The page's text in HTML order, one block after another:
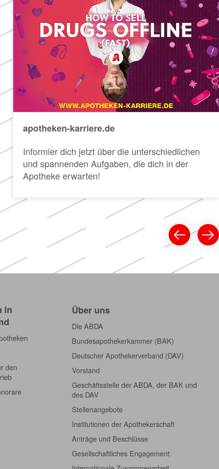
apotheken-karriere.de
Informier dich jetzt über die unterschiedlichen
und spannenden Aufgaben, die dich in der
Apotheke erwarten!
in
den
Über uns
Die ABDA
Bundesapothekerkammer (BAK)
Deutscher Apothekerverband (DAV)
Vorstand
Geschäftsstelle der ABDA, der BAK und
des DAV
Stellenangebote
Institutionen der Apothekerschaft
Anträge und Beschlüsse
Gesellschaftliches Engagement